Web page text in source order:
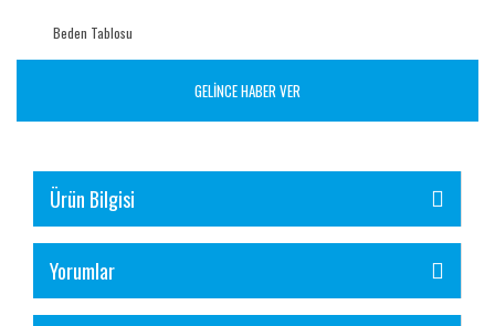
Beden Tablosu
GELİNCE HABER VER
Ürün Bilgisi
Yorumlar